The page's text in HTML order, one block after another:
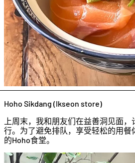
Hoho Sikdang (Ikseon store)
上周末，我和朋友们在益善洞见面
行。为了避免排队，享受轻松的用餐
的Hoho食堂。